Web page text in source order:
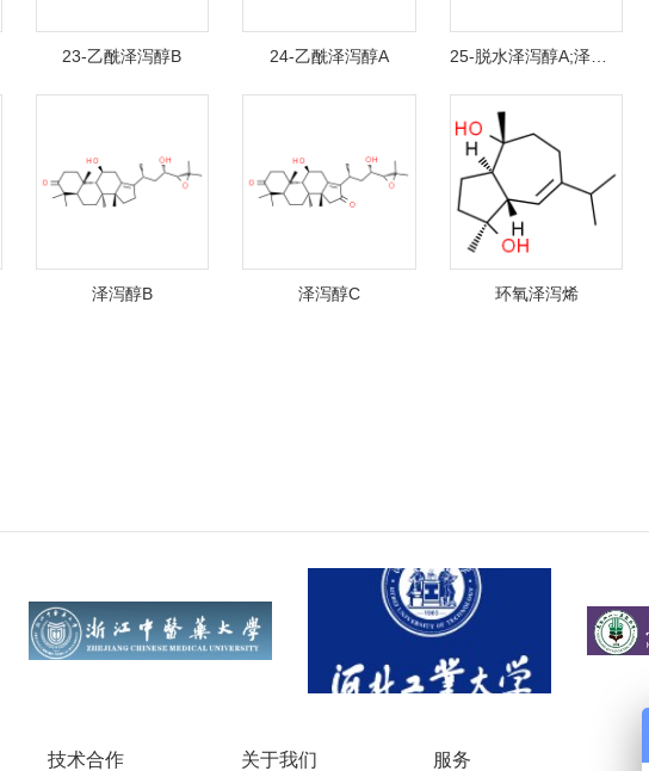
23-乙酰泽泻醇B 24-乙酰泽泻醇A 25-脱水泽泻醇A;泽泻醇G
泽泻醇B 泽泻醇C 环氧泽泻烯
技术合作 关于我们 服务